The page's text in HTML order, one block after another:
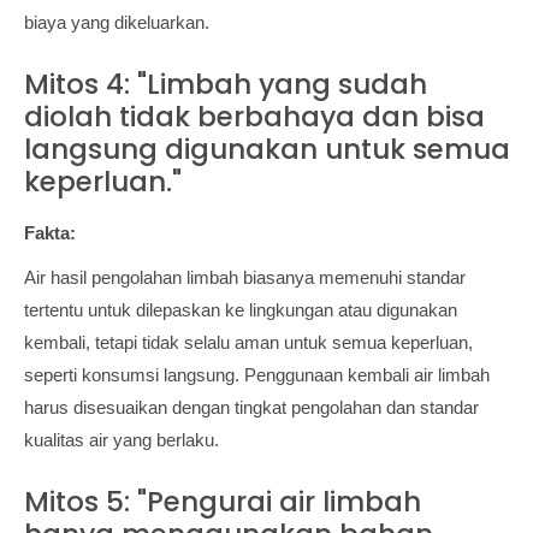
biaya yang dikeluarkan.
Mitos 4: "Limbah yang sudah
diolah tidak berbahaya dan bisa
langsung digunakan untuk semua
keperluan."
Fakta:
Air hasil pengolahan limbah biasanya memenuhi standar
tertentu untuk dilepaskan ke lingkungan atau digunakan
kembali, tetapi tidak selalu aman untuk semua keperluan,
seperti konsumsi langsung. Penggunaan kembali air limbah
harus disesuaikan dengan tingkat pengolahan dan standar
kualitas air yang berlaku.
Mitos 5: "Pengurai air limbah